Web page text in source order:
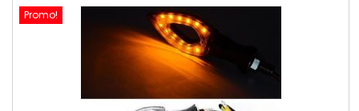
Promo!